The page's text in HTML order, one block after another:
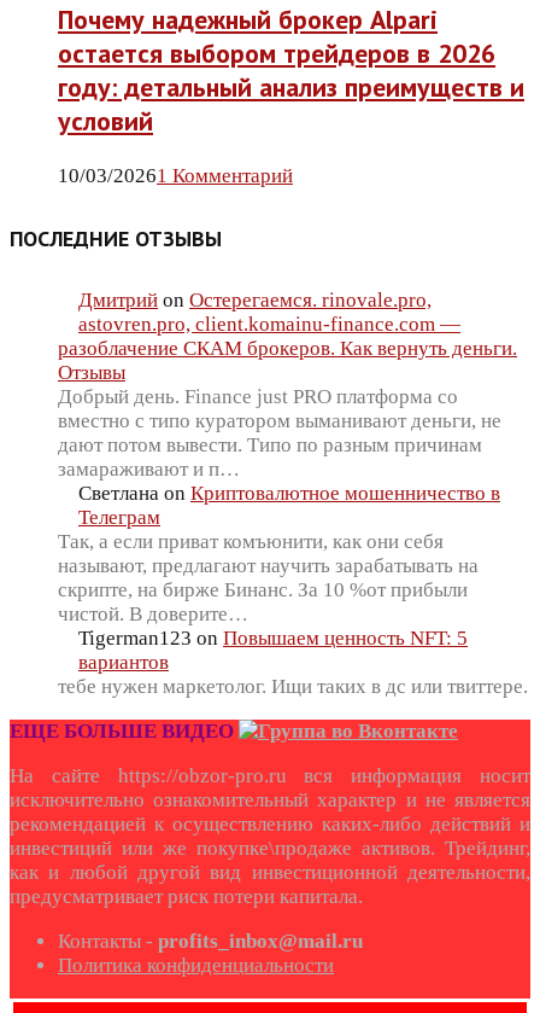
Почему надежный брокер Alpari
остается выбором трейдеров в 2026
году: детальный анализ преимуществ и
условий
10/03/20261 Комментарий
ПОСЛЕДНИЕ ОТЗЫВЫ
Дмитрий on Остерегаемся. rinovale.pro,
astovren.pro, client.komainu-finance.com —
разоблачение СКАМ брокеров. Как вернуть деньги.
Отзывы
Добрый день. Finance just PRO платформа со
вместно с типо куратором выманивают деньги, не
дают потом вывести. Типо по разным причинам
замараживают и п…
Светлана on Криптовалютное мошенничество в
Телеграм
Так, а если приват комъюнити, как они себя
называют, предлагают научить зарабатывать на
скрипте, на бирже Бинанс. За 10 %от прибыли
чистой. В доверите…
Tigerman123 on Повышаем ценность NFT: 5
вариантов
тебе нужен маркетолог. Ищи таких в дс или твиттере.
ЕЩЕ БОЛЬШЕ ВИДЕО
На сайте https://obzor-pro.ru вся информация носит
исключительно ознакомительный характер и не является
рекомендацией к осуществлению каких-либо действий и
инвестиций или же покупке\продаже активов. Трейдинг,
как и любой другой вид инвестиционной деятельности,
предусматривает риск потери капитала.
Контакты - profits_inbox@mail.ru
Политика конфиденциальности